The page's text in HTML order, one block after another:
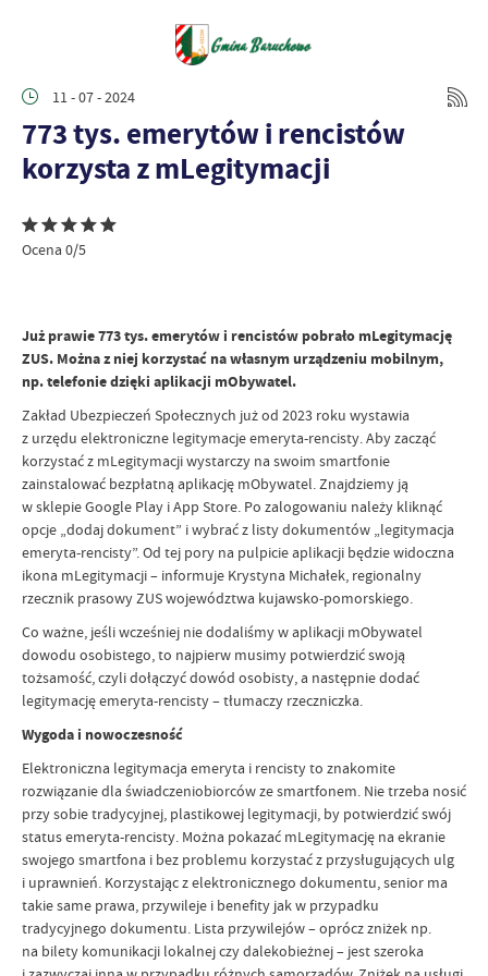
11 - 07 - 2024
773 tys. emerytów i rencistów
korzysta z mLegitymacji
Ocena 0/5
Już prawie 773 tys. emerytów i rencistów pobrało mLegitymację
ZUS. Można z niej korzystać na własnym urządzeniu mobilnym,
np. telefonie dzięki aplikacji mObywatel.
Zakład Ubezpieczeń Społecznych już od 2023 roku wystawia
z urzędu elektroniczne legitymacje emeryta-rencisty. Aby zacząć
korzystać z mLegitymacji wystarczy na swoim smartfonie
zainstalować bezpłatną aplikację mObywatel. Znajdziemy ją
w sklepie Google Play i App Store. Po zalogowaniu należy kliknąć
opcje „dodaj dokument” i wybrać z listy dokumentów „legitymacja
emeryta-rencisty”. Od tej pory na pulpicie aplikacji będzie widoczna
ikona mLegitymacji – informuje Krystyna Michałek, regionalny
rzecznik prasowy ZUS województwa kujawsko-pomorskiego.
Co ważne, jeśli wcześniej nie dodaliśmy w aplikacji mObywatel
dowodu osobistego, to najpierw musimy potwierdzić swoją
tożsamość, czyli dołączyć dowód osobisty, a następnie dodać
legitymację emeryta-rencisty – tłumaczy rzeczniczka.
Wygoda i nowoczesność
Elektroniczna legitymacja emeryta i rencisty to znakomite
rozwiązanie dla świadczeniobiorców ze smartfonem. Nie trzeba nosić
przy sobie tradycyjnej, plastikowej legitymacji, by potwierdzić swój
status emeryta-rencisty. Można pokazać mLegitymację na ekranie
swojego smartfona i bez problemu korzystać z przysługujących ulg
i uprawnień. Korzystając z elektronicznego dokumentu, senior ma
takie same prawa, przywileje i benefity jak w przypadku
tradycyjnego dokumentu. Lista przywilejów – oprócz zniżek np.
na bilety komunikacji lokalnej czy dalekobieżnej – jest szeroka